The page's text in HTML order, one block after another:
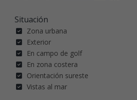
Situación
Zona urbana
Exterior
En campo de golf
En zona costera
Orientación sureste
Vistas al mar